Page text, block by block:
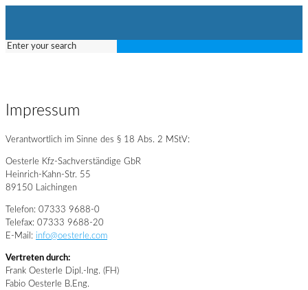
Impressum
Verantwortlich im Sinne des § 18 Abs. 2 MStV:
Oesterle Kfz-Sachverständige GbR
Heinrich-Kahn-Str. 55
89150 Laichingen
Telefon: 07333 9688-0
Telefax: 07333 9688-20
E-Mail: info@oesterle.com
Vertreten durch:
Frank Oesterle Dipl.-Ing. (FH)
Fabio Oesterle B.Eng.